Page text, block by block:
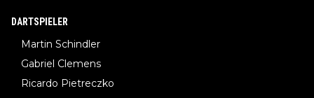
DARTSPIELER
Martin Schindler
Gabriel Clemens
Ricardo Pietreczko